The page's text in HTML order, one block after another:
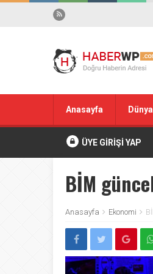
Anasayfa Dünya
ÜYE GİRİŞİ YAP
BİM
Anasayfa Ekonomi